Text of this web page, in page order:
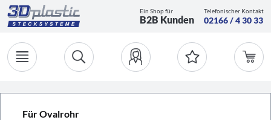
Ein Shop für
B2B Kunden
Telefonischer Kontakt
02166 / 4 30 33
Für Ovalrohr